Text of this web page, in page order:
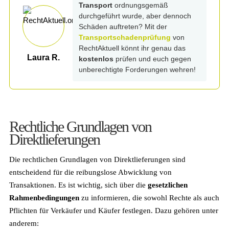
Laura R.
Transport ordnungsgemäß
durchgeführt wurde, aber dennoch
Schäden auftreten? Mit der
Transportschadenprüfung von
RechtAktuell könnt ihr genau das
kostenlos prüfen und euch gegen
unberechtigte Forderungen wehren!
Rechtliche Grundlagen von
Direktlieferungen
Die rechtlichen Grundlagen von Direktlieferungen sind
entscheidend für die reibungslose Abwicklung von
Transaktionen. Es ist wichtig, sich über die gesetzlichen
Rahmenbedingungen zu informieren, die sowohl Rechte als auch
Pflichten für Verkäufer und Käufer festlegen. Dazu gehören unter
anderem: